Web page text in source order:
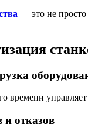
— это не просто
времени
и отказов